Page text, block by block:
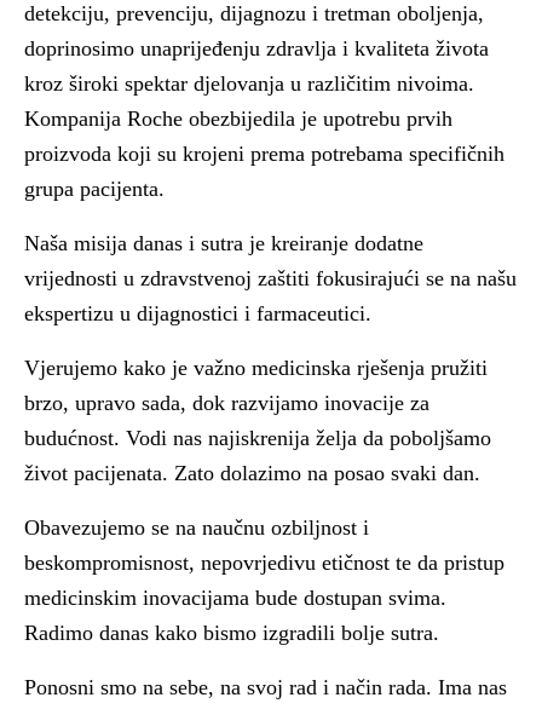
detekciju, prevenciju, dijagnozu i tretman oboljenja,
doprinosimo unaprijeđenju zdravlja i kvaliteta života
kroz široki spektar djelovanja u različitim nivoima.
Kompanija Roche obezbijedila je upotrebu prvih
proizvoda koji su krojeni prema potrebama specifičnih
grupa pacijenta.
Naša misija danas i sutra je kreiranje dodatne
vrijednosti u zdravstvenoj zaštiti fokusirajući se na našu
ekspertizu u dijagnostici i farmaceutici.
Vjerujemo kako je važno medicinska rješenja pružiti
brzo, upravo sada, dok razvijamo inovacije za
budućnost. Vodi nas najiskrenija želja da poboljšamo
život pacijenata. Zato dolazimo na posao svaki dan.
Obavezujemo se na naučnu ozbiljnost i
beskompromisnost, nepovrjedivu etičnost te da pristup
medicinskim inovacijama bude dostupan svima.
Radimo danas kako bismo izgradili bolje sutra.
Ponosni smo na sebe, na svoj rad i način rada. Ima nas